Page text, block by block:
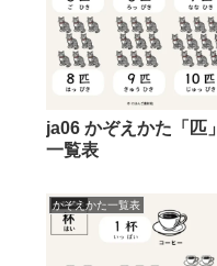
ja06 かぞえかた「匹」
一覧表
かぞえかた一覧表